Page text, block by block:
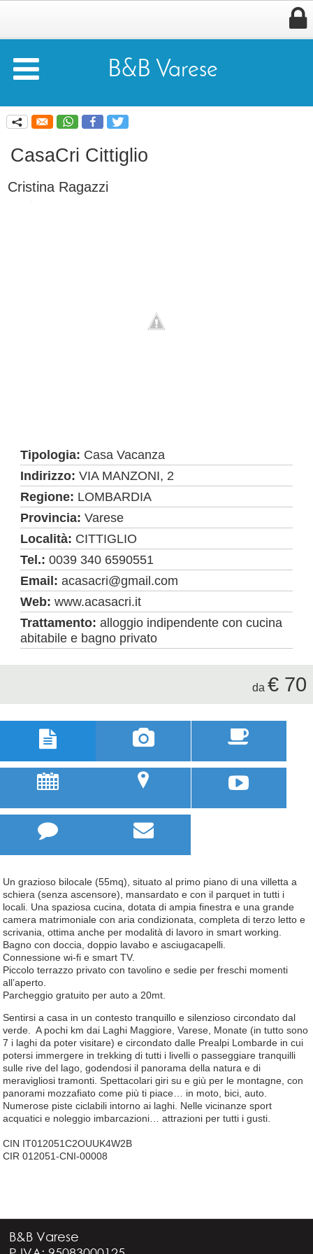

 B&B Varese
q
CasaCri Cittiglio
Cristina Ragazzi
Tipologia: Casa Vacanza
Indirizzo:VIA MANZONI, 2
Regione: LOMBARDIA
Provincia:Varese
Località: CITTIGLIO
Tel.:0039 340 6590551
Email:acasacri@gmail.com
Web:www.acasacri.it
Trattamento:alloggio indipendente con cucina
abitabile e bagno privato
da € 70
  
; u 
 
Un grazioso bilocale (55mq), situato al primo piano di una villetta a
schiera (senza ascensore), mansardato e con il parquet in tutti i
locali. Una spaziosa cucina, dotata di ampia finestra e una grande
camera matrimoniale con aria condizionata, completa di terzo letto e
scrivania, ottima anche per modalità di lavoro in smart working.
Bagno con doccia, doppio lavabo e asciugacapelli.
Connessione wi-fi e smart TV.
Piccolo terrazzo privato con tavolino e sedie per freschi momenti
all’aperto.
Parcheggio gratuito per auto a 20mt.
Sentirsi a casa in un contesto tranquillo e silenzioso circondato dal
verde. A pochi km dai Laghi Maggiore, Varese, Monate (in tutto sono
7 i laghi da poter visitare) e circondato dalle Prealpi Lombarde in cui
potersi immergere in trekking di tutti i livelli o passeggiare tranquilli
sulle rive del lago, godendosi il panorama della natura e di
meravigliosi tramonti. Spettacolari giri su e giù per le montagne, con
panorami mozzafiato come più ti piace… in moto, bici, auto.
Numerose piste ciclabili intorno ai laghi. Nelle vicinanze sport
acquatici e noleggio imbarcazioni… attrazioni per tutti i gusti.
CIN IT012051C2OUUK4W2B
CIR 012051-CNI-00008
B&B Varese